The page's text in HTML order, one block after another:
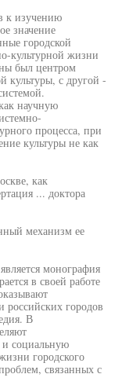
к изучению
значение
городской
культурной жизни
был центром
культуры, с другой -
научную
процесса, при
культуры не как
как
... доктора
механизм ее
монография
в своей работе
российских городов
В
и социальную
городского
связанных с